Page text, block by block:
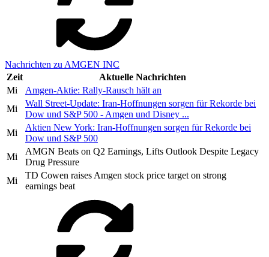
Nachrichten zu AMGEN INC
Zeit
Aktuelle Nachrichten
Mi
Amgen-Aktie: Rally-Rausch hält an
Mi
Wall Street-Update: Iran-Hoffnungen sorgen für Rekorde bei
Dow und S&P 500 - Amgen und Disney ...
Mi
Aktien New York: Iran-Hoffnungen sorgen für Rekorde bei
Dow und S&P 500
Mi
AMGN Beats on Q2 Earnings, Lifts Outlook Despite Legacy
Drug Pressure
Mi
TD Cowen raises Amgen stock price target on strong
earnings beat